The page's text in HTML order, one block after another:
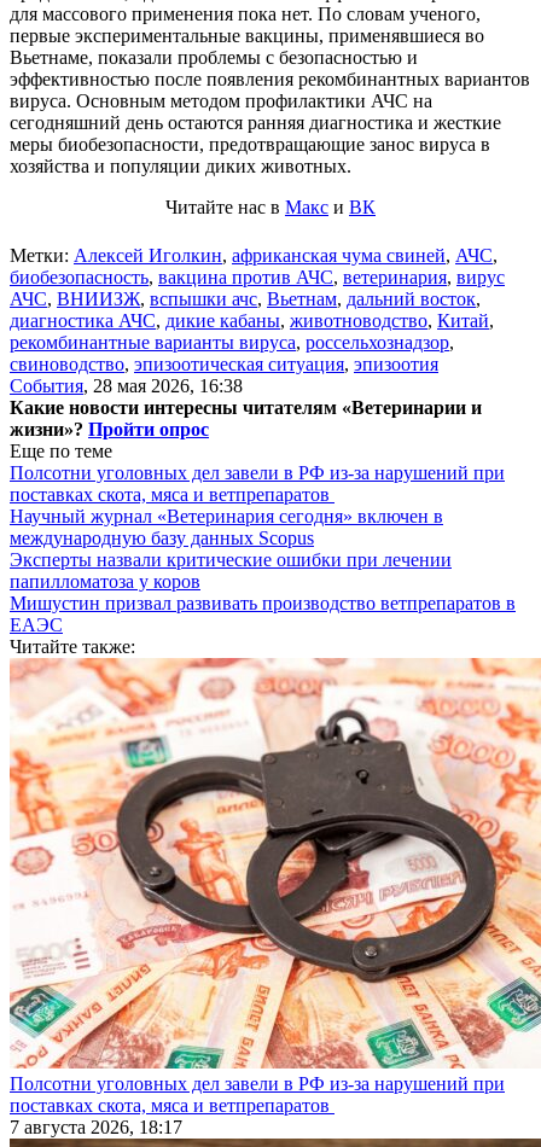
для массового применения пока нет. По словам ученого,
первые экспериментальные вакцины, применявшиеся во
Вьетнаме, показали проблемы с безопасностью и
эффективностью после появления рекомбинантных вариантов
вируса. Основным методом профилактики АЧС на
сегодняшний день остаются ранняя диагностика и жесткие
меры биобезопасности, предотвращающие занос вируса в
хозяйства и популяции диких животных.
Читайте нас в Макс и ВК
Метки: Алексей Иголкин, африканская чума свиней, АЧС,
биобезопасность, вакцина против АЧС, ветеринария, вирус
АЧС, ВНИИЗЖ, вспышки ачс, Вьетнам, дальний восток,
диагностика АЧС, дикие кабаны, животноводство, Китай,
рекомбинантные варианты вируса, россельхознадзор,
свиноводство, эпизоотическая ситуация, эпизоотия
События, 28 мая 2026, 16:38
Какие новости интересны читателям «Ветеринарии и
жизни»? Пройти опрос
Еще по теме
Полсотни уголовных дел завели в РФ из-за нарушений при
поставках скота, мяса и ветпрепаратов
Научный журнал «Ветеринария сегодня» включен в
международную базу данных Scopus
Эксперты назвали критические ошибки при лечении
папилломатоза у коров
Мишустин призвал развивать производство ветпрепаратов в
ЕАЭС
Читайте также:
Полсотни уголовных дел завели в РФ из-за нарушений при
поставках скота, мяса и ветпрепаратов
7 августа 2026, 18:17